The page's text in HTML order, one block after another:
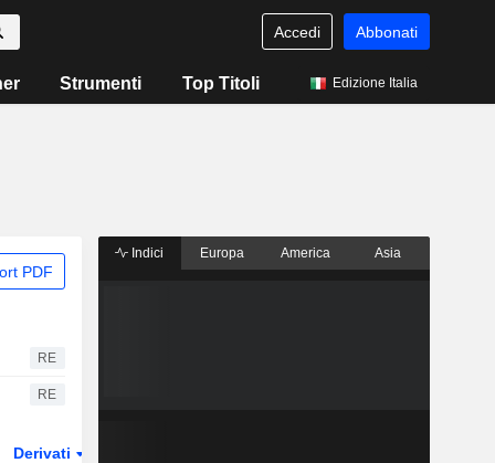
Accedi Abbonati
Strumenti Top Titoli Edizione Italia
PDF
RE
RE
Derivati
Indici Europa America Asia